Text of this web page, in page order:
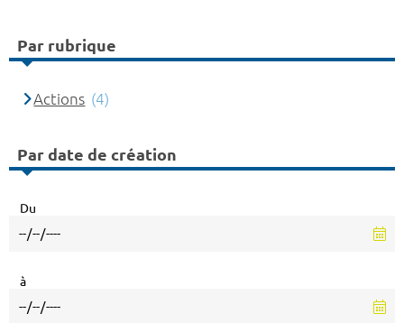
Par rubrique
Actions (4)
Par date de création
Du
à